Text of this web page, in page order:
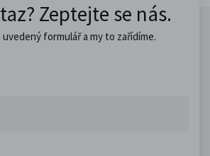
Zeptejte se nás.
formulář a my to zařídíme.